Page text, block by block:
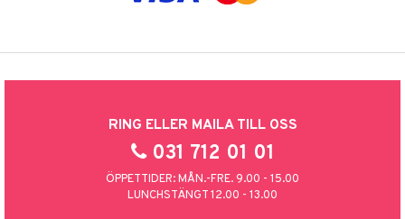
RING ELLER MAILA TILL OSS
031 712 01 01
ÖPPETTIDER: MÅN.-FRE. 9.00 - 15.00
LUNCHSTÄNGT 12.00 - 13.00